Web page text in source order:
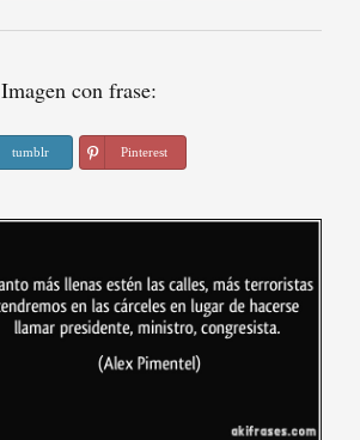
Imagen con frase:
tumblr Pinterest